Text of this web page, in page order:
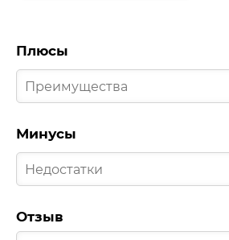
Плюсы
Минусы
Отзыв